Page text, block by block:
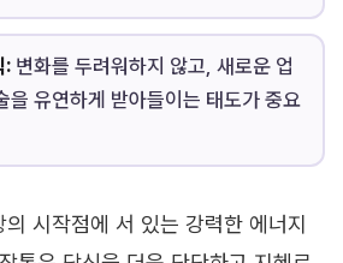
:변화를 두려워하지 않고, 새로운 업
을 유연하게 받아들이는 태도가 중요
시작점에 서 있는 강력한 에너지